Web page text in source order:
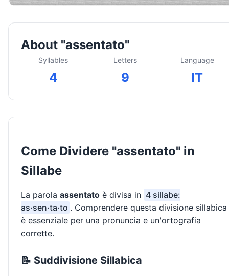
About "assentato"
Syllables
4
Letters
9
Language
IT
Come Dividere "assentato" in
Sillabe
La parola assentato è divisa in 4 sillabe:
as·sen·ta·to . Comprendere questa divisione sillabica
è essenziale per una pronuncia e un'ortografia
corrette.
📝 Suddivisione Sillabica